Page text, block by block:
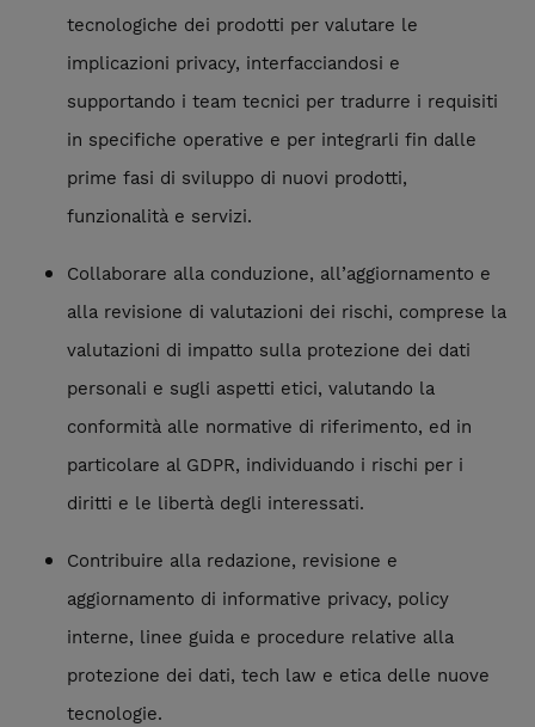
tecnologiche dei prodotti per valutare le
implicazioni privacy, interfacciandosi e
supportando i team tecnici per tradurre i requisiti
in specifiche operative e per integrarli fin dalle
prime fasi di sviluppo di nuovi prodotti,
funzionalità e servizi.
Collaborare alla conduzione, all’aggiornamento e
alla revisione di valutazioni dei rischi, comprese la
valutazioni di impatto sulla protezione dei dati
personali e sugli aspetti etici, valutando la
conformità alle normative di riferimento, ed in
particolare al GDPR, individuando i rischi per i
diritti e le libertà degli interessati.
Contribuire alla redazione, revisione e
aggiornamento di informative privacy, policy
interne, linee guida e procedure relative alla
protezione dei dati, tech law e etica delle nuove
tecnologie.